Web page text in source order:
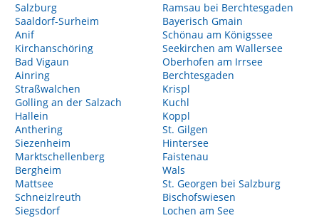
Salzburg
Saaldorf-Surheim
Anif
Kirchanschöring
Bad Vigaun
Ainring
Straßwalchen
Golling an der Salzach
Hallein
Anthering
Siezenheim
Marktschellenberg
Bergheim
Mattsee
Schneizlreuth
Siegsdorf
Ramsau bei Berchtesgaden
Bayerisch Gmain
Schönau am Königssee
Seekirchen am Wallersee
Oberhofen am Irrsee
Berchtesgaden
Krispl
Kuchl
Koppl
St. Gilgen
Hintersee
Faistenau
Wals
St. Georgen bei Salzburg
Bischofswiesen
Lochen am See